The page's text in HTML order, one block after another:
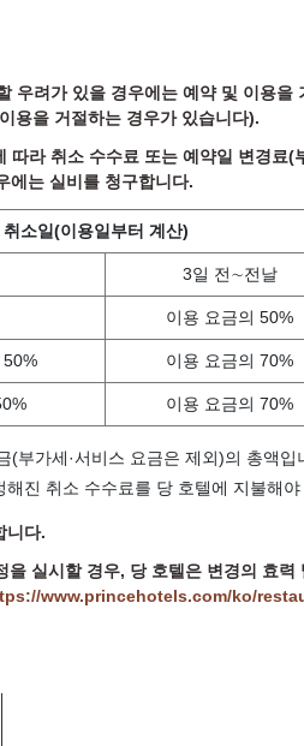
려가 있을 경우에는 예약 및 이용을
용을 거절하는 경우가 있습니다).
라 취소 수수료 또는 예약일 변경료(
에는 실비를 청구합니다.
취소일(이용일부터 계산)
3일 전∼전날
이용 요금의 50%
50% 이용 요금의 70%
이용 요금의 70%
부가세·서비스 요금은 제외)의 총액입
진 취소 수수료를 당 호텔에 지불해야
니다.
실시할 경우, 당 호텔은 변경의 효
www.princehotels.com/ko/